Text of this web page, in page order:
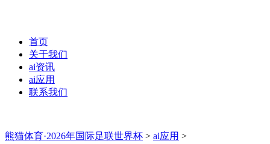
首页
关于我们
ai资讯
ai应用
联系我们
熊猫体育·2026年国际足联世界杯 > ai应用 >